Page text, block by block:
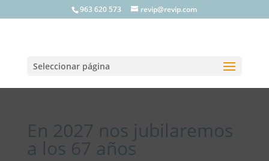
963 620 573 revip@revip.com
Seleccionar página
En 2027 nos jubilaremos
a los 67 años